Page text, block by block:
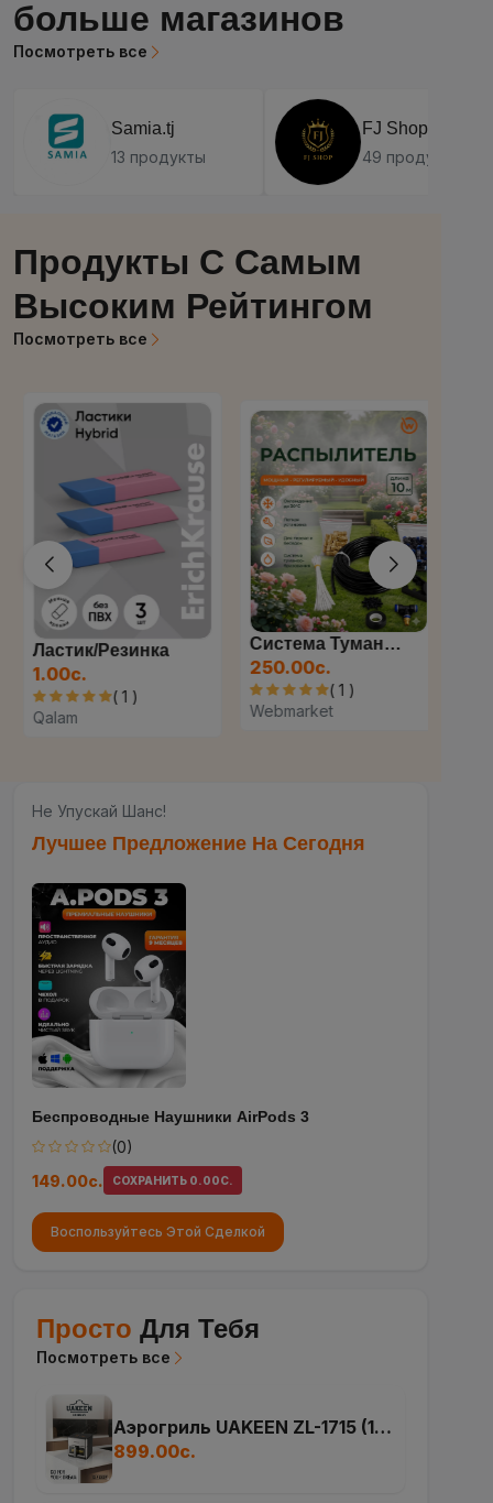
больше магазинов
Посмотреть все
Samia.tj
13 продукты
FJ Shop
49 продукты
Продукты С Самым
Высоким Рейтингом
Посмотреть все
Ластик/резинка
1.00с.
( 1 )
Qalam
Система Туманообразования...
250.00с.
( 1 )
Webmarket
Не Упускай Шанс!
Лучшее Предложение На Сегодня
Беспроводные Наушники AirPods 3
(0)
149.00с.
СОХРАНИТЬ 0.00С.
Воспользуйтесь Этой Сделкой
Просто Для Тебя
Посмотреть все
Аэрогриль UAKEEN ZL-1715 (12
л)
899.00с.